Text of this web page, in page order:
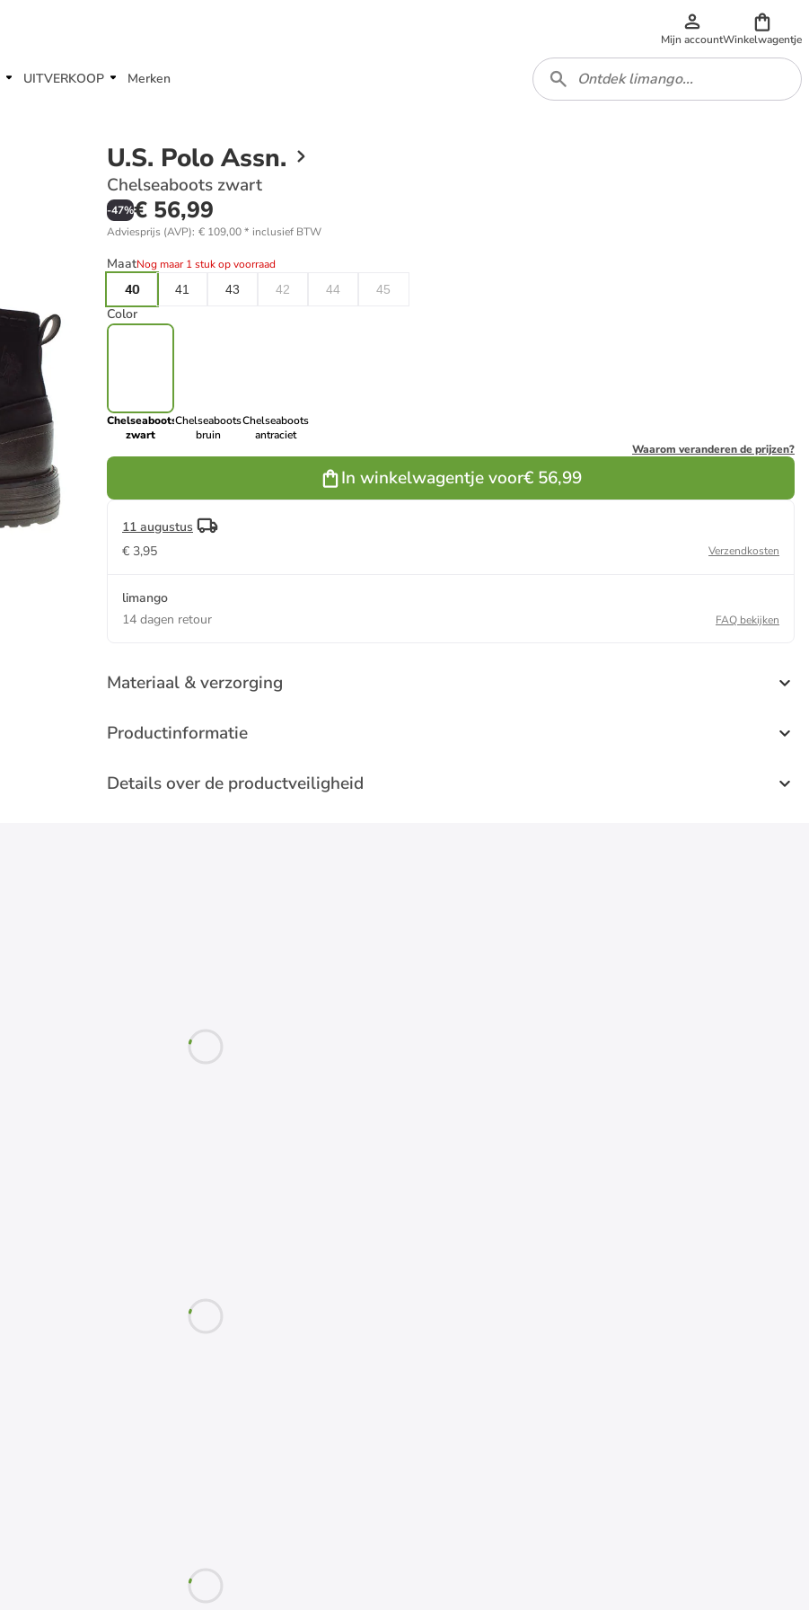
Mijn accountWinkelwagentje
UITVERKOOP Merken
U.S. Polo Assn.
Chelseaboots zwart
-47%€ 56,99
Adviesprijs (AVP): € 109,00* inclusief BTW
MaatNog maar 1 stuk op voorraad
40
41 43 42 44 45
Color
Chelseaboots
zwart
Chelseaboots
bruin
Chelseaboots
antraciet
Waarom veranderen de prijzen?
In winkelwagentje voor€ 56,99
11 augustus
€ 3,95
Verzendkosten
limango
14 dagen retour
FAQ bekijken
Materiaal & verzorging
Productinformatie
Details over de productveiligheid